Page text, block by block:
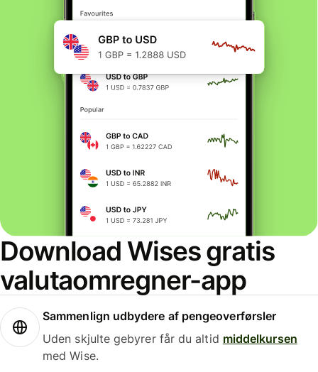
Download Wises gratis
valutaomregner-app
Sammenlign udbydere af pengeoverførsler
Uden skjulte gebyrer får du altid middelkursen
med Wise.